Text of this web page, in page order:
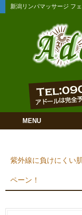
新潟リンパマッサージ フ
MENU
紫外線に負けにくい
ペーン！